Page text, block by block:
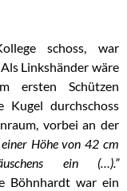
schoss, war
Linkshänder wäre
ersten Schützen
Kugel durchschoss
vorbei an der
einer Höhe von 42 cm
ein (…).”
Böhnhardt war ein